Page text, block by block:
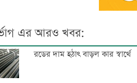
এর আরও খবর:
রডের দাম হঠাৎ বাড়ল কার স্বার্থে